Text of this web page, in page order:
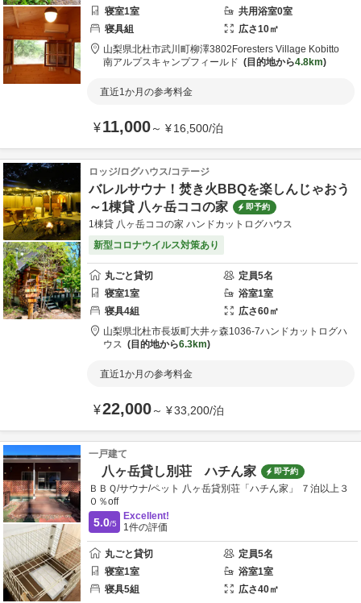
寝室1室 共用浴室0室
寝具組 広さ10㎡
山梨県北杜市武川町柳澤3802 Foresters Village Kobitto
南アルプスキャンプフィールド
目的地から4.8km
直近1か月の参考料金
¥11,000～ ¥16,500/泊
ロッジ/ログハウス/コテージ
バレルサウナ！焚き火BBQを楽しんじゃおう
～1棟貸 八ヶ岳ココの家
即予約
1棟貸 八ヶ岳ココの家 ハンドカットログハウス
新型コロナウイルス対策あり
丸ごと貸切 定員5名
寝室1室 浴室1室
寝具4組 広さ60㎡
山梨県北杜市長坂町大井ヶ森1036-7ハンドカットログハ
ウス
目的地から6.3km
直近1か月の参考料金
¥22,000～ ¥33,200/泊
一戸建て
八ヶ岳貸し別荘 ハチん家 即予約
ＢＢＱ/サウナ/ペット 八ヶ岳貸別荘「ハチん家」 ７泊以上３
０％off
5.0/5
Excellent!
1件の評価
丸ごと貸切 定員5名
寝室1室 浴室1室
寝具5組 広さ40㎡